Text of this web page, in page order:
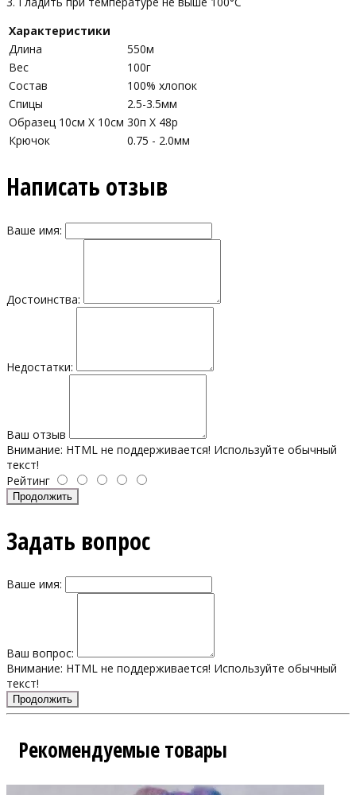
Характеристики
Длина
550м
Вес
100г
Состав
100% хлопок
Спицы
2.5-3.5мм
Образец 10см Х 10см 30п X 48р
Крючок
0.75 - 2.0мм
Написать отзыв
Ваше имя:
Достоинства:
Недостатки:
Ваш отзыв
Внимание: HTML не поддерживается! Используйте обычный
текст!
Рейтинг
Продолжить
Задать вопрос
Ваше имя:
Ваш вопрос:
Внимание: HTML не поддерживается! Используйте обычный
текст!
Продолжить
Рекомендуемые товары